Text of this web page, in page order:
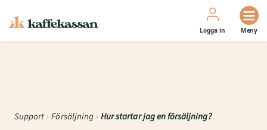
Meny
Logga in
Support › Försäljning› Hur startar jag en försäljning?